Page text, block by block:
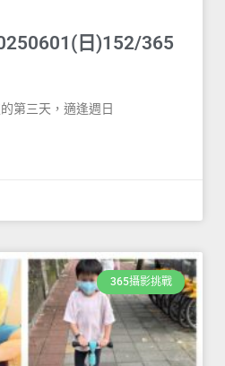
日)152/365
第三天，適逢週日
365攝影挑戰